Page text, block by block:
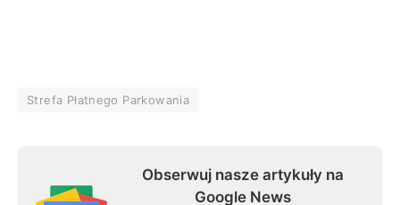
Strefa Płatnego Parkowania
Obserwuj nasze artykuły na
Google News